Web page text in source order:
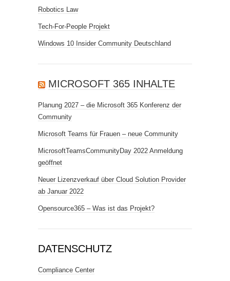
Robotics Law
Tech-For-People Projekt
Windows 10 Insider Community Deutschland
MICROSOFT 365 INHALTE
Planung 2027 – die Microsoft 365 Konferenz der
Community
Microsoft Teams für Frauen – neue Community
MicrosoftTeamsCommunityDay 2022 Anmeldung
geöffnet
Neuer Lizenzverkauf über Cloud Solution Provider
ab Januar 2022
Opensource365 – Was ist das Projekt?
DATENSCHUTZ
Compliance Center